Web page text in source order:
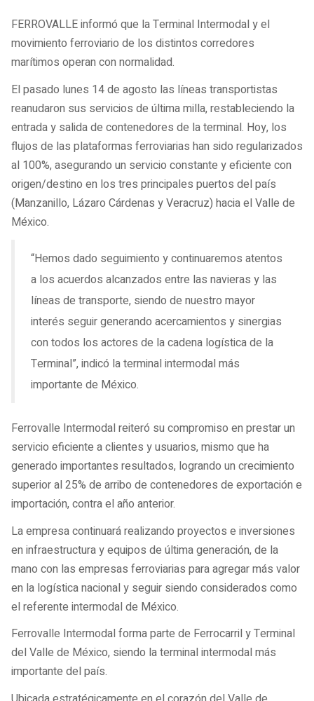
FERROVALLE informó que la Terminal Intermodal y el
movimiento ferroviario de los distintos corredores
marítimos operan con normalidad.
El pasado lunes 14 de agosto las líneas transportistas
reanudaron sus servicios de última milla, restableciendo la
entrada y salida de contenedores de la terminal. Hoy, los
flujos de las plataformas ferroviarias han sido regularizados
al 100%, asegurando un servicio constante y eficiente con
origen/destino en los tres principales puertos del país
(Manzanillo, Lázaro Cárdenas y Veracruz) hacia el Valle de
México.
“Hemos dado seguimiento y continuaremos atentos
a los acuerdos alcanzados entre las navieras y las
líneas de transporte, siendo de nuestro mayor
interés seguir generando acercamientos y sinergias
con todos los actores de la cadena logística de la
Terminal”, indicó la terminal intermodal más
importante de México.
Ferrovalle Intermodal reiteró su compromiso en prestar un
servicio eficiente a clientes y usuarios, mismo que ha
generado importantes resultados, logrando un crecimiento
superior al 25% de arribo de contenedores de exportación e
importación, contra el año anterior.
La empresa continuará realizando proyectos e inversiones
en infraestructura y equipos de última generación, de la
mano con las empresas ferroviarias para agregar más valor
en la logística nacional y seguir siendo considerados como
el referente intermodal de México.
Ferrovalle Intermodal forma parte de Ferrocarril y Terminal
del Valle de México, siendo la terminal intermodal más
importante del país.